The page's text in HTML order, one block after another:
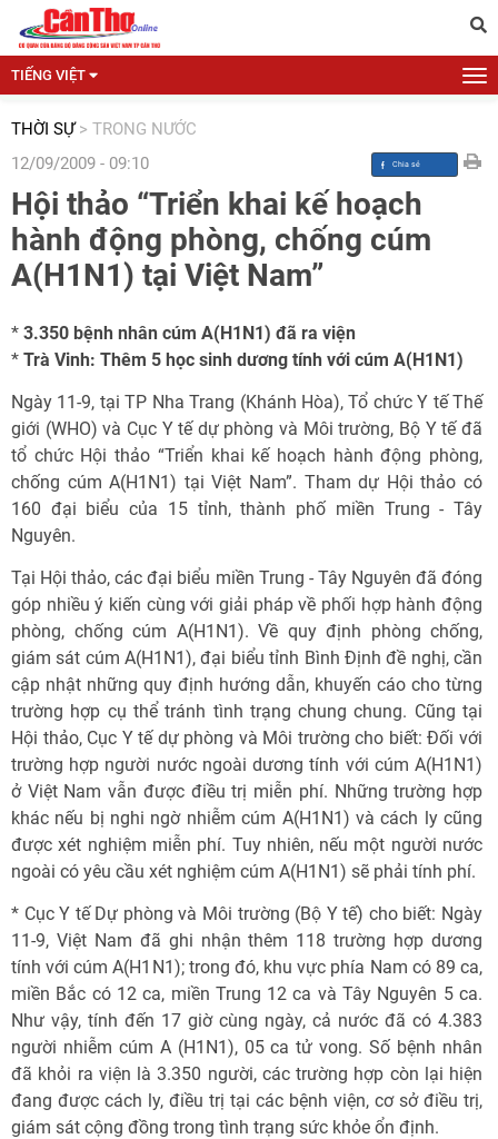
TIẾNG VIỆT
THỜI SỰ > TRONG NƯỚC
12/09/2009 - 09:10
Hội thảo “Triển khai kế hoạch
hành động phòng, chống cúm
A(H1N1) tại Việt Nam”
* 3.350 bệnh nhân cúm A(H1N1) đã ra viện
* Trà Vinh: Thêm 5 học sinh dương tính với cúm A(H1N1)
Ngày 11-9, tại TP Nha Trang (Khánh Hòa), Tổ chức Y tế Thế
giới (WHO) và Cục Y tế dự phòng và Môi trường, Bộ Y tế đã
tổ chức Hội thảo “Triển khai kế hoạch hành động phòng,
chống cúm A(H1N1) tại Việt Nam”. Tham dự Hội thảo có
160 đại biểu của 15 tỉnh, thành phố miền Trung - Tây
Nguyên.
Tại Hội thảo, các đại biểu miền Trung - Tây Nguyên đã đóng
góp nhiều ý kiến cùng với giải pháp về phối hợp hành động
phòng, chống cúm A(H1N1). Về quy định phòng chống,
giám sát cúm A(H1N1), đại biểu tỉnh Bình Định đề nghị, cần
cập nhật những quy định hướng dẫn, khuyến cáo cho từng
trường hợp cụ thể tránh tình trạng chung chung. Cũng tại
Hội thảo, Cục Y tế dự phòng và Môi trường cho biết: Đối với
trường hợp người nước ngoài dương tính với cúm A(H1N1)
ở Việt Nam vẫn được điều trị miễn phí. Những trường hợp
khác nếu bị nghi ngờ nhiễm cúm A(H1N1) và cách ly cũng
được xét nghiệm miễn phí. Tuy nhiên, nếu một người nước
ngoài có yêu cầu xét nghiệm cúm A(H1N1) sẽ phải tính phí.
* Cục Y tế Dự phòng và Môi trường (Bộ Y tế) cho biết: Ngày
11-9, Việt Nam đã ghi nhận thêm 118 trường hợp dương
tính với cúm A(H1N1); trong đó, khu vực phía Nam có 89 ca,
miền Bắc có 12 ca, miền Trung 12 ca và Tây Nguyên 5 ca.
Như vậy, tính đến 17 giờ cùng ngày, cả nước đã có 4.383
người nhiễm cúm A (H1N1), 05 ca tử vong. Số bệnh nhân
đã khỏi ra viện là 3.350 người, các trường hợp còn lại hiện
đang được cách ly, điều trị tại các bệnh viện, cơ sở điều trị,
giám sát cộng đồng trong tình trạng sức khỏe ổn định.